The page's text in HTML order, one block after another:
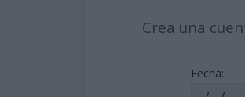
Crea una
Fecha: